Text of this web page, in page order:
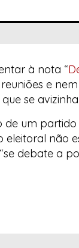
à nota “
e
se
um
não
debate a